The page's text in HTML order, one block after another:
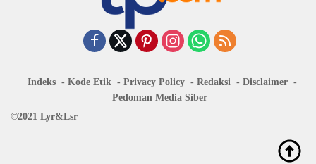
Indeks Kode Etik Privacy Policy Redaksi
Disclaimer
Pedoman Media Siber
©2021 Lyr&Lsr